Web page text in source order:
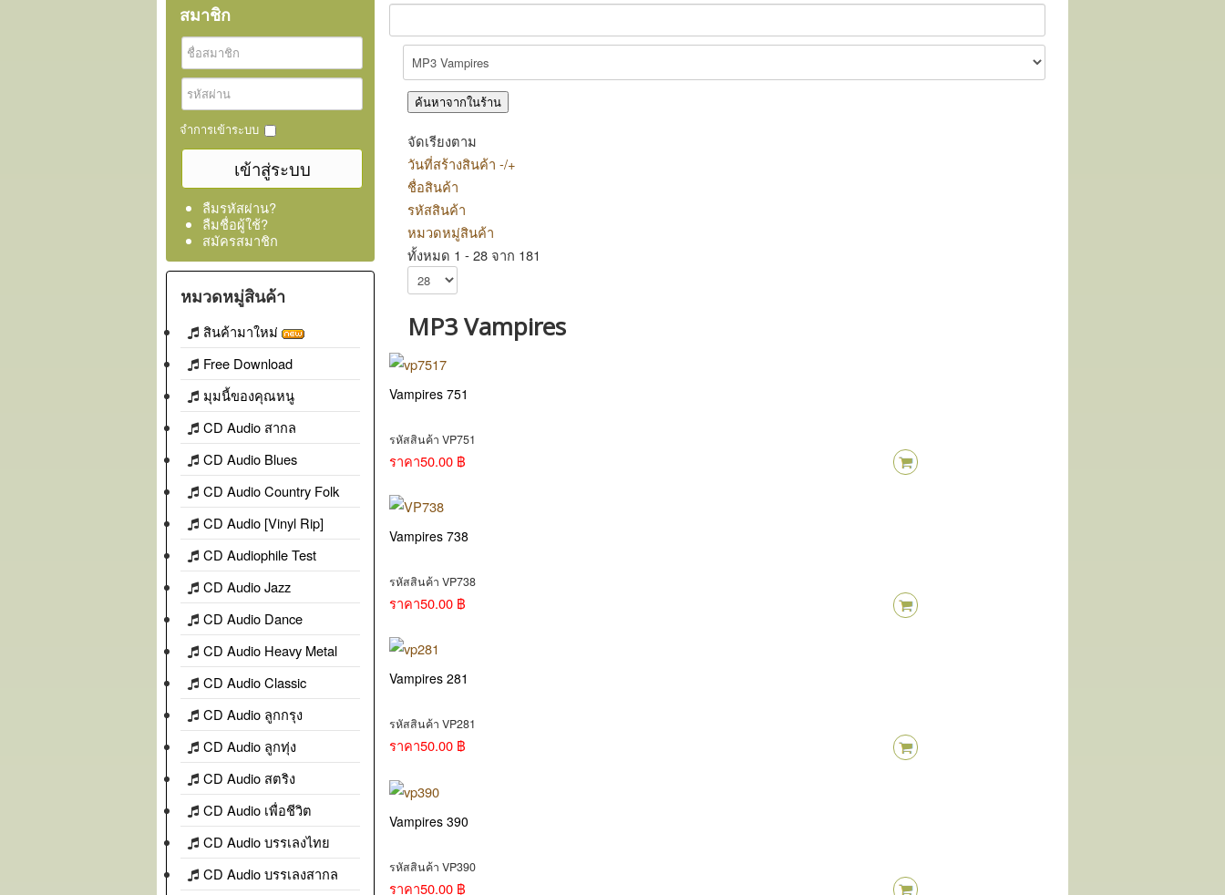
สมาชิก
จำการเข้าระบบ
ลืมรหัสผ่าน?
ลืมชื่อผู้ใช้?
สมัครสมาชิก
หมวดหมู่สินค้า
สินค้ามาใหม่
Free Download
มุมนี้ของคุณหนู
CD Audio สากล
CD Audio Blues
CD Audio Country Folk
CD Audio [Vinyl Rip]
CD Audiophile Test
CD Audio Jazz
CD Audio Dance
CD Audio Heavy Metal
CD Audio Classic
CD Audio ลูกกรุง
CD Audio ลูกทุ่ง
CD Audio สตริง
CD Audio เพื่อชีวิต
CD Audio บรรเลงไทย
CD Audio บรรเลงสากล
จัดเรียงตาม
วันที่สร้างสินค้า -/+
ชื่อสินค้า
รหัสสินค้า
หมวดหมู่สินค้า
ทั้งหมด 1 - 28 จาก 181
MP3 Vampires
Vampires 751
รหัสสินค้า VP751
ราคา50.00 ฿
Vampires 738
รหัสสินค้า VP738
ราคา50.00 ฿
Vampires 281
รหัสสินค้า VP281
ราคา50.00 ฿
Vampires 390
รหัสสินค้า VP390
ราคา50.00 ฿